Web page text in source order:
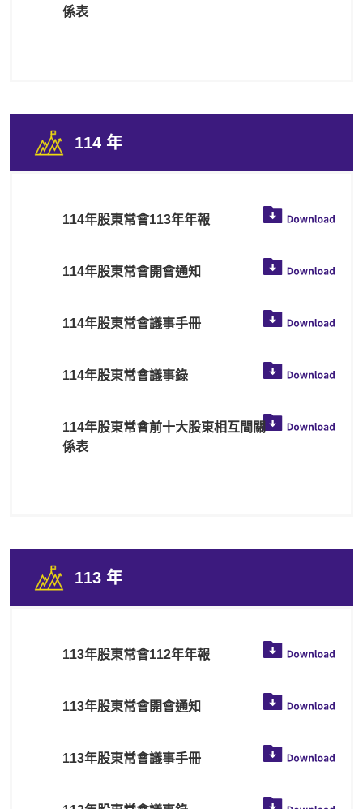
係表
114 年
114年股東常會113年年報
114年股東常會開會通知
114年股東常會議事手冊
114年股東常會議事錄
114年股東常會前十大股東相互間關
係表
113 年
113年股東常會112年年報
113年股東常會開會通知
113年股東常會議事手冊